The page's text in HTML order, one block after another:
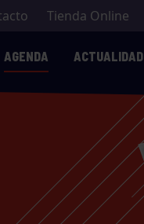
Tienda Online
AGENDA ACTUALIDAD